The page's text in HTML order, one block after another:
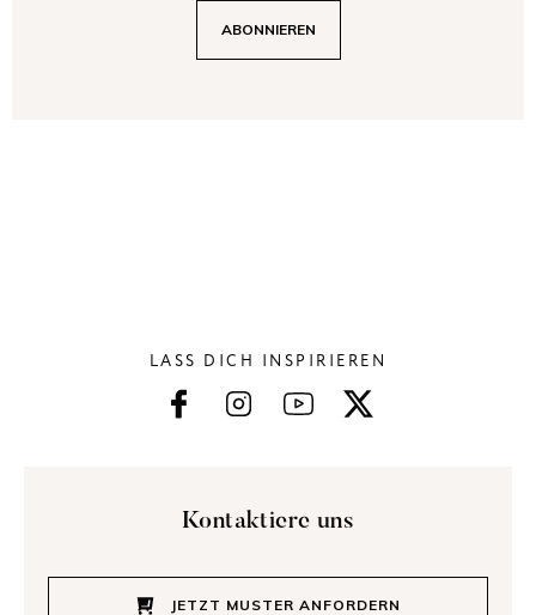
LASS DICH INSPIRIEREN
Kontaktiere uns
JETZT MUSTER ANFORDERN